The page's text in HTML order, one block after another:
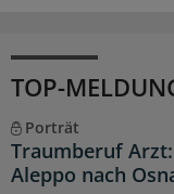
TOP-
Porträt
Traumberuf
Aleppo nach